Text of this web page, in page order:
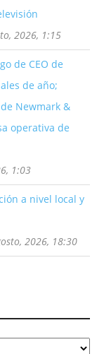
2026, 1:15
de CEO de
de año;
Newmark &
operativa de
1:03
a nivel local y
2026, 18:30